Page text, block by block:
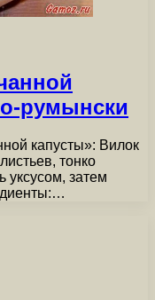
румынски
капусты»: Вилок
тонко
уксусом, затем